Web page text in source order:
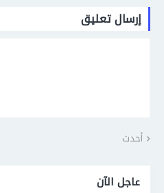
إرسال تعليق
أحدث
عاجل الآن